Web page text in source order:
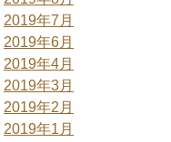
2019年7月
2019年6月
2019年4月
2019年3月
2019年2月
2019年1月